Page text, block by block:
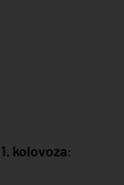
kolovoza: